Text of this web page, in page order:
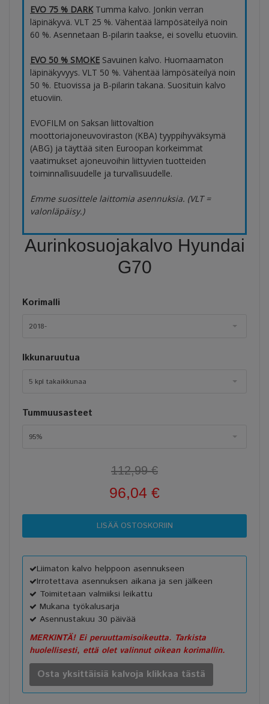
EVO 75 % DARKTumma kalvo. Jonkin verran
läpinäkyvä. VLT 25 %. Vähentää lämpösäteilyä noin
60 %. Asennetaan B-pilarin taakse, ei sovellu etuoviin.
EVO 50 % SMOKE Savuinen kalvo. Huomaamaton
läpinäkyvyys. VLT 50 %. Vähentää lämpösäteilyä noin
50 %. Etuovissa ja B-pilarin takana. Suosituin kalvo
etuoviin.
EVOFILM on Saksan liittovaltion
moottoriajoneuvoviraston (KBA) tyyppihyväksymä
(ABG) ja täyttää siten Euroopan korkeimmat
vaatimukset ajoneuvoihin liittyvien tuotteiden
toiminnallisuudelle ja turvallisuudelle.
Emme suosittele laittomia asennuksia. (VLT =
valonläpäisy.)
Aurinkosuojakalvo Hyundai
G70
Korimalli
2018-
Ikkunaruutua
5 kpl takaikkunaa
Tummuusasteet
95%
112,99 €
96,04 €
Liimaton kalvo helppoon asennukseen
Irrotettava asennuksen aikana ja sen jälkeen
Toimitetaan valmiiksi leikattu
Mukana työkalusarja
Asennustakuu 30 päivää
MERKINTÄ! Ei peruuttamisoikeutta. Tarkista
huolellisesti, että olet valinnut oikean korimallin.
Osta yksittäisiä kalvoja klikkaa tästä